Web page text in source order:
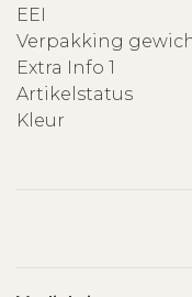
EEI
Verpakking
Extra Info 1
Artikelstatus
Kleur